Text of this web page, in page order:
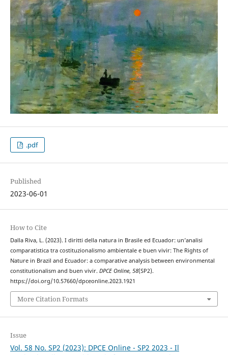
.pdf
Published
2023-06-01
How to Cite
Dalla Riva, L. (2023). I diritti della natura in Brasile ed Ecuador: un’analisi
comparatistica tra costituzionalismo ambientale e buen vivir: The Rights of
Nature in Brazil and Ecuador: a comparative analysis between environmental
constitutionalism and buen vivir. DPCE Online, 58(SP2).
https://doi.org/10.57660/dpceonline.2023.1921
More Citation Formats
Issue
Vol. 58 No. SP2 (2023): DPCE Online - SP2 2023 - Il